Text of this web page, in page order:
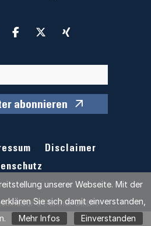
abonnieren
Disclaimer
& Partner GmbH
unserer Webseite. Mit der
Sie sich damit einverstanden,
Mehr Infos Einverstanden